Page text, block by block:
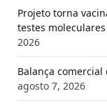
Projeto torna
testes
2026
Balança
agosto 7, 2026